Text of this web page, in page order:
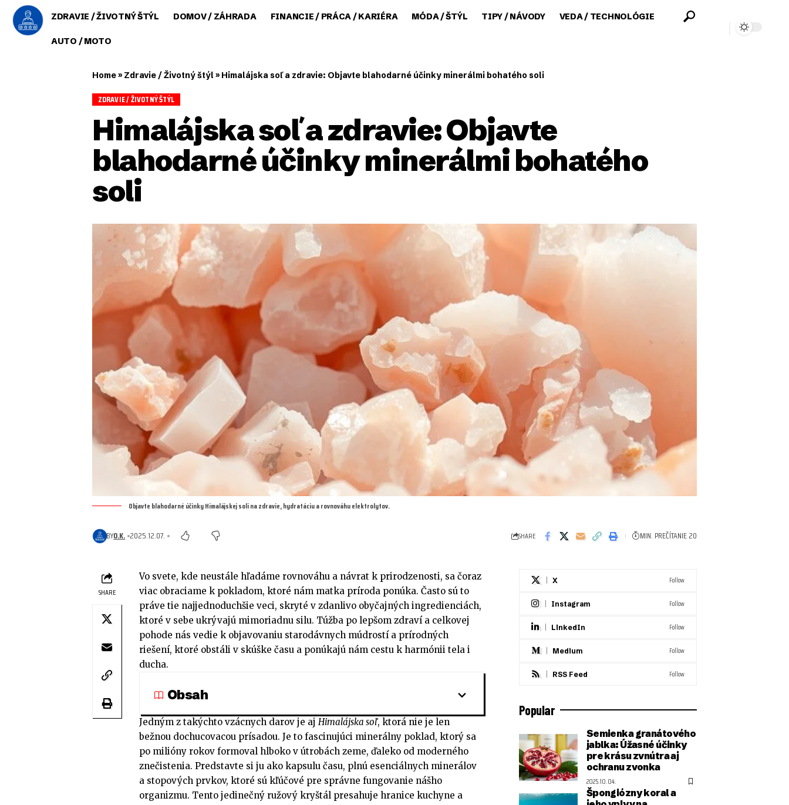
ZDRAVIE / ŽIVOTNÝ ŠTÝL DOMOV / ZÁHRADA FINANCIE / PRÁCA / KARIÉRA MÓDA / ŠTÝL TIPY / NÁVODY VEDA / TECHNOLÓGIE
AUTO / MOTO
Home» Zdravie / Životný štýl » Himalájska soľ a zdravie: Objavte blahodarné účinky minerálmi bohatého soli
ZDRAVIE / ŽIVOTNÝ ŠTÝL
Himalájska soľ a zdravie: Objavte
blahodarné účinky minerálmi bohatého
soli
Objavte blahodarné účinky Himalájskej soli na zdravie, hydratáciu a rovnováhu elektrolytov.
BYO.K. 2025.12.07. SHARE MIN. PREČÍTANIE 20
SHARE
Vo svete, kde neustále hľadáme rovnováhu a návrat k prirodzenosti, sa čoraz
viac obraciame k pokladom, ktoré nám matka príroda ponúka. Často sú to
práve tie najjednoduchšie veci, skryté v zdanlivo obyčajných ingredienciách,
ktoré v sebe ukrývajú mimoriadnu silu. Túžba po lepšom zdraví a celkovej
pohode nás vedie k objavovaniu starodávnych múdrostí a prírodných
riešení, ktoré obstáli v skúške času a ponúkajú nám cestu k harmónii tela i
ducha.
Obsah
Jedným z takýchto vzácnych darov je aj Himalájska soľ, ktorá nie je len
bežnou dochucovacou prísadou. Je to fascinujúci minerálny poklad, ktorý sa
po milióny rokov formoval hlboko v útrobách zeme, ďaleko od moderného
znečistenia. Predstavte si ju ako kapsulu času, plnú esenciálnych minerálov
a stopových prvkov, ktoré sú kľúčové pre správne fungovanie nášho
organizmu. Tento jedinečný ružový kryštál presahuje hranice kuchyne a
X Follow
Instagram Follow
LinkedIn Follow
Medium Follow
RSS Feed Follow
Popular
Semienka granátového
jablka: Úžasné účinky
pre krásu zvnútra aj
ochranu zvonka
2025.10.04.
Špongiózny koral a